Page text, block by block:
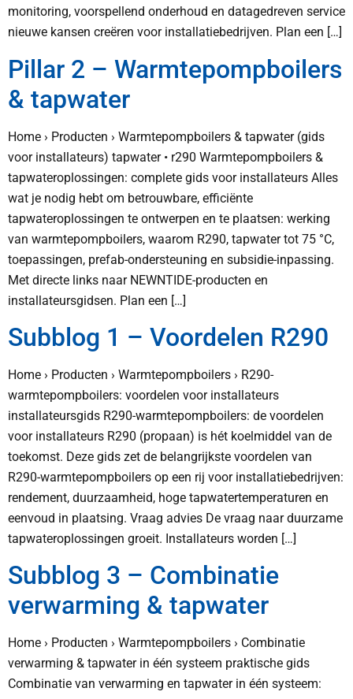
monitoring, voorspellend onderhoud en datagedreven service
nieuwe kansen creëren voor installatiebedrijven. Plan een […]
Pillar 2 – Warmtepompboilers
& tapwater
Home › Producten › Warmtepompboilers & tapwater (gids
voor installateurs) tapwater • r290 Warmtepompboilers &
tapwateroplossingen: complete gids voor installateurs Alles
wat je nodig hebt om betrouwbare, efficiënte
tapwateroplossingen te ontwerpen en te plaatsen: werking
van warmtepompboilers, waarom R290, tapwater tot 75 °C,
toepassingen, prefab-ondersteuning en subsidie-inpassing.
Met directe links naar NEWNTIDE-producten en
installateursgidsen. Plan een […]
Subblog 1 – Voordelen R290
Home › Producten › Warmtepompboilers › R290-
warmtepompboilers: voordelen voor installateurs
installateursgids R290-warmtepompboilers: de voordelen
voor installateurs R290 (propaan) is hét koelmiddel van de
toekomst. Deze gids zet de belangrijkste voordelen van
R290-warmtepompboilers op een rij voor installatiebedrijven:
rendement, duurzaamheid, hoge tapwatertemperaturen en
eenvoud in plaatsing. Vraag advies De vraag naar duurzame
tapwateroplossingen groeit. Installateurs worden […]
Subblog 3 – Combinatie
verwarming & tapwater
Home › Producten › Warmtepompboilers › Combinatie
verwarming & tapwater in één systeem praktische gids
Combinatie van verwarming en tapwater in één systeem: